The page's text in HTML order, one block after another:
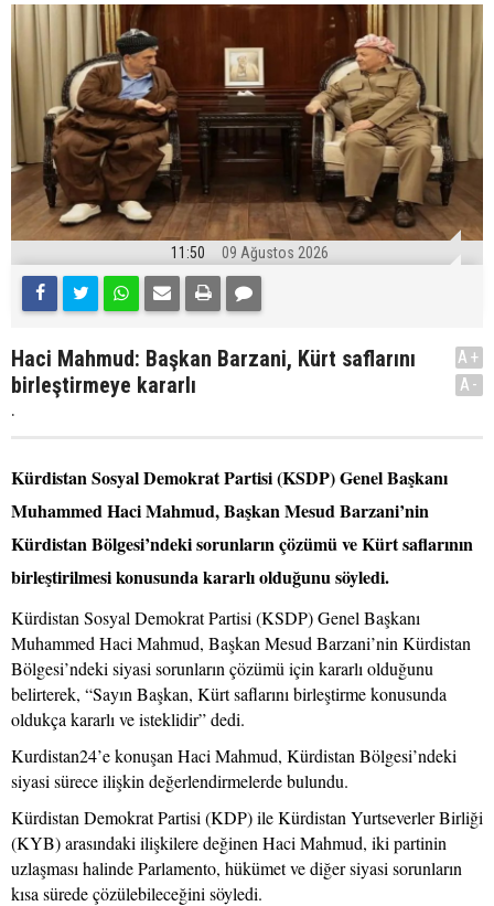
11:50 09 Ağustos 2026
Haci Mahmud: Başkan Barzani, Kürt saflarını
birleştirmeye kararlı
.
A+
A-
Kürdistan Sosyal Demokrat Partisi (KSDP) Genel Başkanı
Muhammed Haci Mahmud, Başkan Mesud Barzani’nin
Kürdistan Bölgesi’ndeki sorunların çözümü ve Kürt saflarının
birleştirilmesi konusunda kararlı olduğunu söyledi.
Kürdistan Sosyal Demokrat Partisi (KSDP) Genel Başkanı
Muhammed Haci Mahmud, Başkan Mesud Barzani’nin Kürdistan
Bölgesi’ndeki siyasi sorunların çözümü için kararlı olduğunu
belirterek, “Sayın Başkan, Kürt saflarını birleştirme konusunda
oldukça kararlı ve isteklidir” dedi.
Kurdistan24’e konuşan Haci Mahmud, Kürdistan Bölgesi’ndeki
siyasi sürece ilişkin değerlendirmelerde bulundu.
Kürdistan Demokrat Partisi (KDP) ile Kürdistan Yurtseverler Birliği
(KYB) arasındaki ilişkilere değinen Haci Mahmud, iki partinin
uzlaşması halinde Parlamento, hükümet ve diğer siyasi sorunların
kısa sürede çözülebileceğini söyledi.